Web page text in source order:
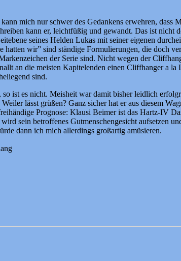
mich nur schwer des Gedankens erwehren,
kann er, leichtfüßig und gewandt. Das ist
seines Helden Lukas mit seiner eigenen
wir” sind ständige Formulierungen, die doch
der Serie sind. Nicht wegen der
an die meisten Kapitelenden einen Cliffhanger a
sind.
ist es nicht. Meisheit war damit bisher leidlich
lässt grüßen? Ganz sicher hat er aus diesem
Prognose: Klausi Beimer ist das Hartz-IV
sein betroffenes Gutmenschengesicht aufsetzen
dann ich mich allerdings großartig amüsieren.